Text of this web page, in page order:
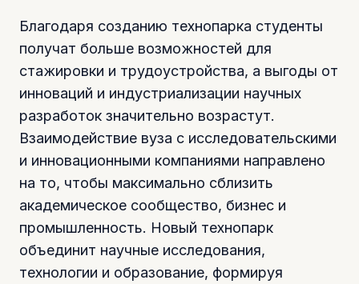
Благодаря созданию технопарка студенты
получат больше возможностей для
стажировки и трудоустройства, а выгоды от
инноваций и индустриализации научных
разработок значительно возрастут.
Взаимодействие вуза с исследовательскими
и инновационными компаниями направлено
на то, чтобы максимально сблизить
академическое сообщество, бизнес и
промышленность. Новый технопарк
объединит научные исследования,
технологии и образование, формируя